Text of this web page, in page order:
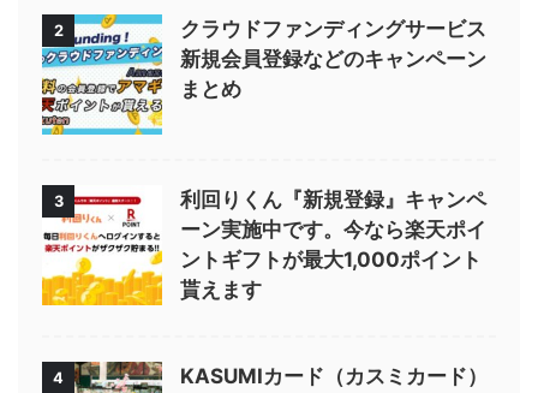
2
クラウドファンディングサービス
新規会員登録などのキャンペーン
まとめ
3
利回りくん『新規登録』キャンペ
ーン実施中です。今なら楽天ポイ
ントギフトが最大1,000ポイント
貰えます
4
KASUMIカード（カスミカード）